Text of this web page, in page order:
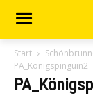
Start
PA_Königspinguin2